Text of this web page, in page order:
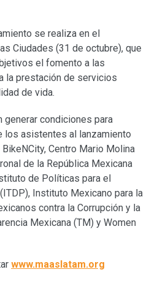
se realiza en el
Ciudades (31 de octubre), que
el fomento a las
la prestación de servicios
de vida.
generar condiciones para
los asistentes al lanzamiento
BikeNCity, Centro Mario Molina
de la República Mexicana
de Políticas para el
Instituto Mexicano para la
contra la Corrupción y la
Mexicana (TM) y Women
www.maaslatam.org